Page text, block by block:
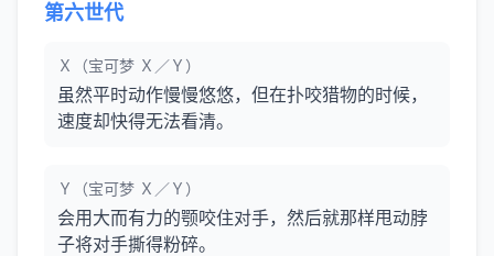
第六世代
Ｘ（宝可梦 Ｘ／Ｙ）
虽然平时动作慢慢悠悠，但在扑咬猎物的时候，
速度却快得无法看清。
Ｙ（宝可梦 Ｘ／Ｙ）
会用大而有力的颚咬住对手，然后就那样甩动脖
子将对手撕得粉碎。